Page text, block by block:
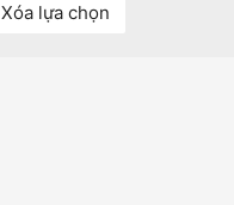
Xóa lựa chọn